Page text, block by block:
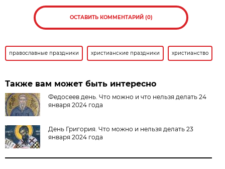
ОСТАВИТЬ КОММЕНТАРИЙ (0)
православные праздники христианские праздники христианство
Также вам может быть интересно
Федосеев день. Что можно и что нельзя делать 24
января 2024 года
День Григория. Что можно и нельзя делать 23
января 2024 года